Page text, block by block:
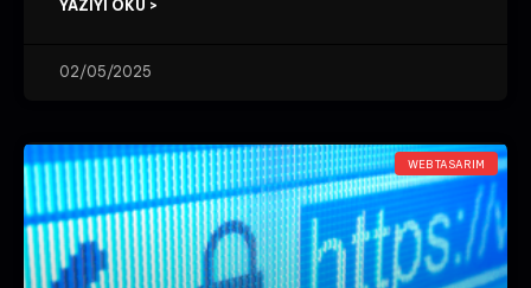
YAZIYI OKU >
02/05/2025
WEB TASARIM